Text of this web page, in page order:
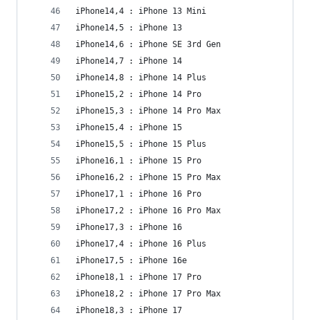
iPhone14,4 : iPhone 13 Mini
iPhone14,5 : iPhone 13
iPhone14,6 : iPhone SE 3rd Gen
iPhone14,7 : iPhone 14
iPhone14,8 : iPhone 14 Plus
iPhone15,2 : iPhone 14 Pro
iPhone15,3 : iPhone 14 Pro Max
iPhone15,4 : iPhone 15
iPhone15,5 : iPhone 15 Plus
iPhone16,1 : iPhone 15 Pro
iPhone16,2 : iPhone 15 Pro Max
iPhone17,1 : iPhone 16 Pro
iPhone17,2 : iPhone 16 Pro Max
iPhone17,3 : iPhone 16
iPhone17,4 : iPhone 16 Plus
iPhone17,5 : iPhone 16e
iPhone18,1 : iPhone 17 Pro
iPhone18,2 : iPhone 17 Pro Max
iPhone18,3 : iPhone 17